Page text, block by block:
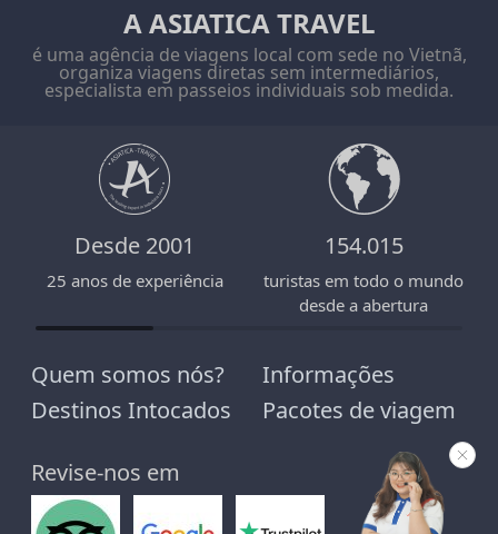
A ASIATICA TRAVEL
é uma agência de viagens local com sede no Vietnã,
organiza viagens diretas sem intermediários,
especialista em passeios individuais sob medida.
Desde 2001
25 anos de experiência
154.015
turistas em todo o mundo
desde a abertura
Quem somos nós?
Informações
Destinos Intocados
Pacotes de viagem
Revise-nos em